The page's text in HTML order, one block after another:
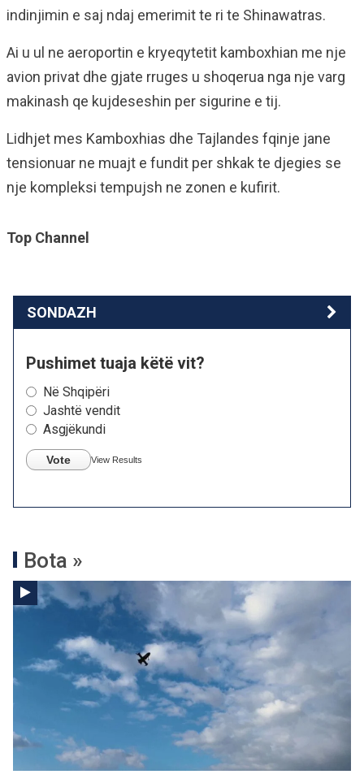
indinjimin e saj ndaj emerimit te ri te Shinawatras.
Ai u ul ne aeroportin e kryeqytetit kamboxhian me nje
avion privat dhe gjate rruges u shoqerua nga nje varg
makinash qe kujdeseshin per sigurine e tij.
Lidhjet mes Kamboxhias dhe Tajlandes fqinje jane
tensionuar ne muajt e fundit per shkak te djegies se
nje kompleksi tempujsh ne zonen e kufirit.
Top Channel
SONDAZH
Pushimet tuaja këtë vit?
Në Shqipëri
Jashtë vendit
Asgjëkundi
Vote View Results
Bota »